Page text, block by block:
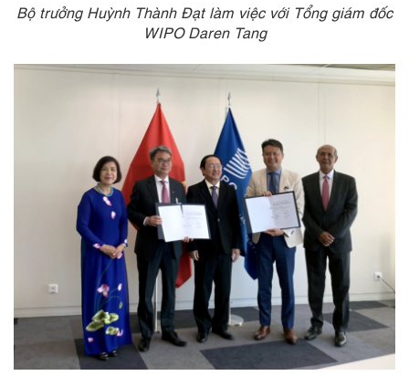
Bộ trưởng Huỳnh Thành Đạt làm việc với Tổng giám đốc
WIPO Daren Tang